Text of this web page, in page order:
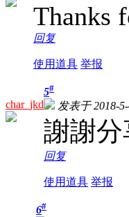
Thanks
回复
使用道具 举报
char_jkd
5#
发表于 2018-
謝謝分
回复
使用道具 举报
6#